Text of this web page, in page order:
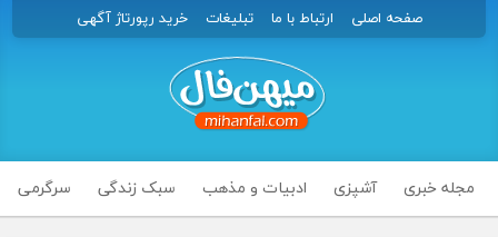
صفحه اصلی ارتباط با ما تبلیغات خرید رپورتاژ آگهی
مجله خبری آشپزی ادبیات و مذهب سبک زندگی سرگرمی